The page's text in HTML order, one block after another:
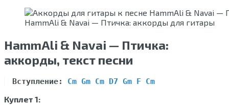
HammAli & Navai — Птичка: аккорды для гитары
HammAli & Navai — Птичка:
аккорды, текст песни
Вступление: Cm Gm Cm D7 Gm F Cm
Куплет 1: